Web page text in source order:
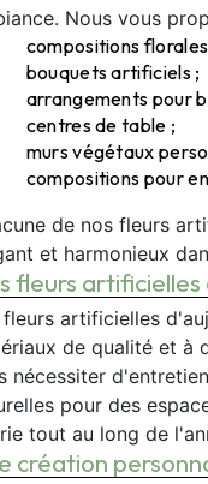
Nous vous
compositions
bouquets artificiels ;
arrangements pour
centres de table ;
murs végétaux
compositions pour
de nos fleurs
et harmonieux
fleurs
fleurs artificielles
de qualité et à
nécessiter
pour des
tout au long de
création